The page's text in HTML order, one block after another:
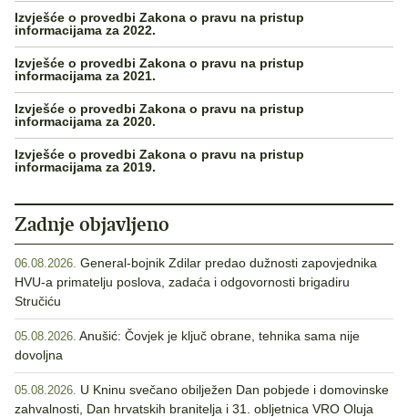
Izvješće o provedbi Zakona o pravu na pristup
informacijama za 2022.
Izvješće o provedbi Zakona o pravu na pristup
informacijama za 2021.
Izvješće o provedbi Zakona o pravu na pristup
informacijama za 2020.
Izvješće o provedbi Zakona o pravu na pristup
informacijama za 2019.
Zadnje objavljeno
06.08.2026. General-bojnik Zdilar predao dužnosti zapovjednika
HVU-a primatelju poslova, zadaća i odgovornosti brigadiru
Stručiću
05.08.2026. Anušić: Čovjek je ključ obrane, tehnika sama nije
dovoljna
05.08.2026. U Kninu svečano obilježen Dan pobjede i domovinske
zahvalnosti, Dan hrvatskih branitelja i 31. obljetnica VRO Oluja